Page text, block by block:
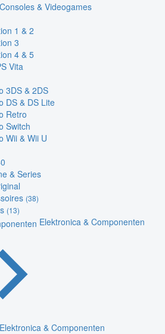
& Videogames
1 & 2
3
4 & 5
Vita
3DS & 2DS
DS & DS Lite
Retro
Switch
Wii & Wii U
& Series
(38)
(13)
Elektronica & Componenten
& Componenten